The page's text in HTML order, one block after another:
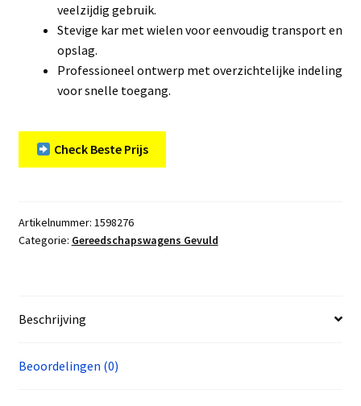
veelzijdig gebruik.
Stevige kar met wielen voor eenvoudig transport en
opslag.
Professioneel ontwerp met overzichtelijke indeling
voor snelle toegang.
Check Beste Prijs
Artikelnummer: 1598276
Categorie: Gereedschapswagens Gevuld
Beschrijving
Beoordelingen (0)